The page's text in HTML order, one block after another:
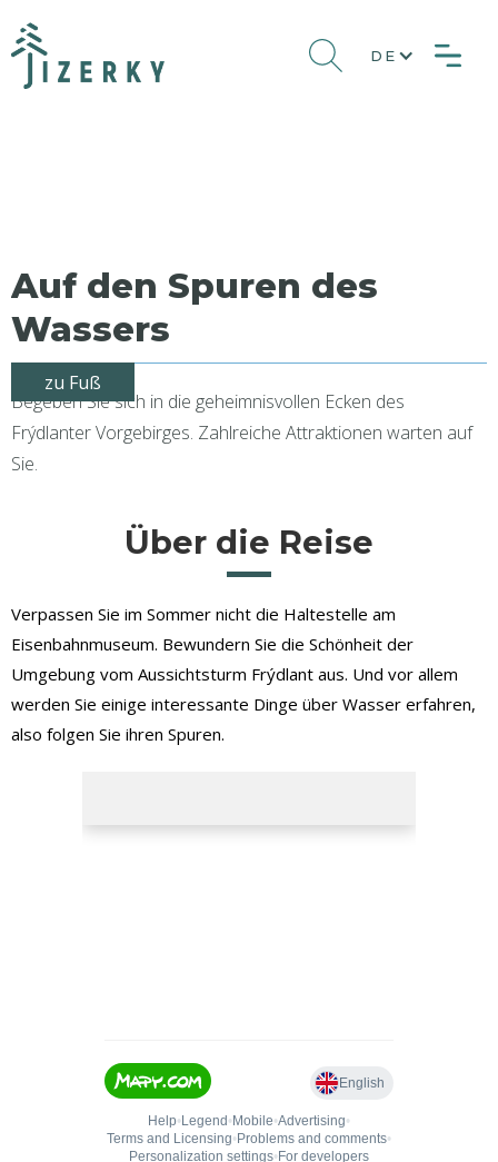
DE
Auf den Spuren des
Wassers
zu Fuß
Begeben Sie sich in die geheimnisvollen Ecken des
Frýdlanter Vorgebirges. Zahlreiche Attraktionen warten auf
Sie.
Über die Reise
Verpassen Sie im Sommer nicht die Haltestelle am
Eisenbahnmuseum. Bewundern Sie die Schönheit der
Umgebung vom Aussichtsturm Frýdlant aus. Und vor allem
werden Sie einige interessante Dinge über Wasser erfahren,
also folgen Sie ihren Spuren.